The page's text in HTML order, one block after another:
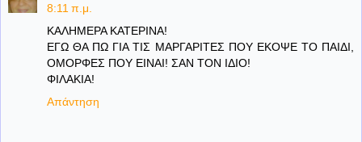
8:11 π.μ.
ΚΑΛΗΜΕΡΑ ΚΑΤΕΡΙΝΑ!
ΕΓΩ ΘΑ ΠΩ ΓΙΑ ΤΙΣ ΜΑΡΓΑΡΙΤΕΣ ΠΟΥ ΕΚΟΨΕ ΤΟ ΠΑΙΔΙ,
ΟΜΟΡΦΕΣ ΠΟΥ ΕΙΝΑΙ! ΣΑΝ ΤΟΝ ΙΔΙΟ!
ΦΙΛΑΚΙΑ!
Απάντηση